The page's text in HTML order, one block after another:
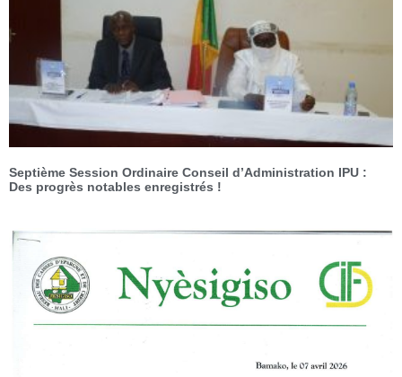
Septième Session Ordinaire Conseil d’Administration IPU :
Des progrès notables enregistrés !